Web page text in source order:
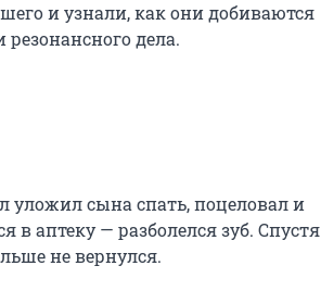
и узнали, как они добиваются
дела.
уложил сына спать, поцеловал и
в аптеку — разболелся зуб. Спустя
не вернулся.